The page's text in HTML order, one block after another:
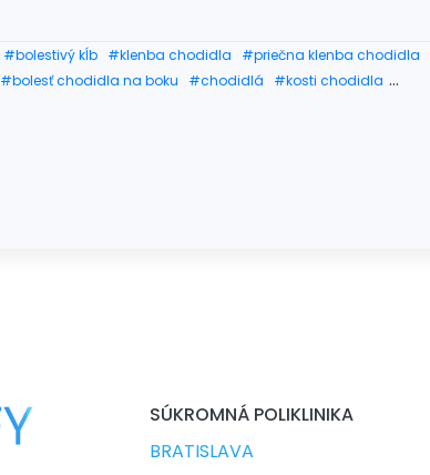
#bolestivý kĺb #klenba chodidla
#priečna klenba chodidla
#bolesť chodidla na boku #chodidlá
#kosti chodidla
SÚKROMNÁ POLIKLINIKA
BRATISLAVA